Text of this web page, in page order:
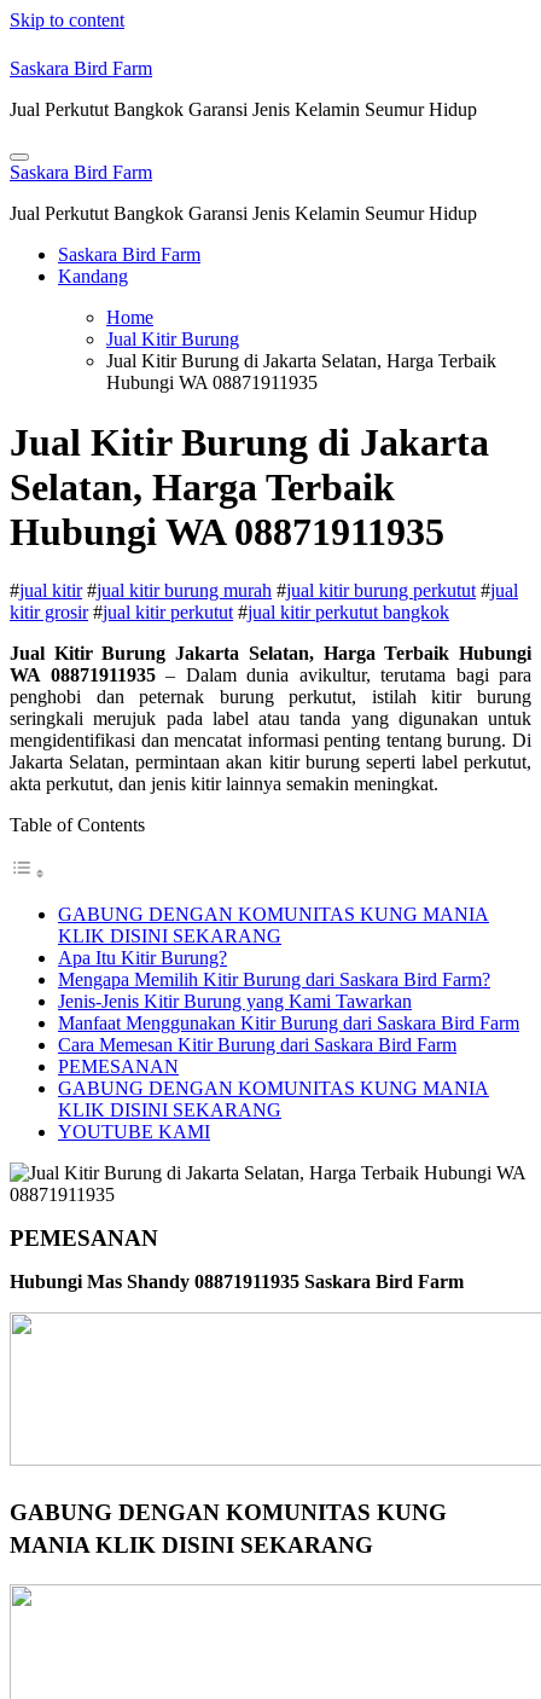
Skip to content
Saskara Bird Farm
Jual Perkutut Bangkok Garansi Jenis Kelamin Seumur Hidup
Saskara Bird Farm
Jual Perkutut Bangkok Garansi Jenis Kelamin Seumur Hidup
Saskara Bird Farm
Kandang
Home
Jual Kitir Burung
Jual Kitir Burung di Jakarta Selatan, Harga Terbaik
Hubungi WA 08871911935
Jual Kitir Burung di Jakarta
Selatan, Harga Terbaik
Hubungi WA 08871911935
#jual kitir#jual kitir burung murah #jual kitir burung perkutut #jual
kitir grosir#jual kitir perkutut #jual kitir perkutut bangkok
Jual Kitir Burung Jakarta Selatan, Harga Terbaik Hubungi
WA 08871911935– Dalam dunia avikultur, terutama bagi para
penghobi dan peternak burung perkutut, istilah kitir burung
seringkali merujuk pada label atau tanda yang digunakan untuk
mengidentifikasi dan mencatat informasi penting tentang burung. Di
Jakarta Selatan, permintaan akan kitir burung seperti label perkutut,
akta perkutut, dan jenis kitir lainnya semakin meningkat.
Table of Contents
GABUNG DENGAN KOMUNITAS KUNG MANIA
KLIK DISINI SEKARANG
Apa Itu Kitir Burung?
Mengapa Memilih Kitir Burung dari Saskara Bird Farm?
Jenis-Jenis Kitir Burung yang Kami Tawarkan
Manfaat Menggunakan Kitir Burung dari Saskara Bird Farm
Cara Memesan Kitir Burung dari Saskara Bird Farm
PEMESANAN
GABUNG DENGAN KOMUNITAS KUNG MANIA
KLIK DISINI SEKARANG
YOUTUBE KAMI
PEMESANAN
Hubungi Mas Shandy 08871911935 Saskara Bird Farm
GABUNG DENGAN KOMUNITAS KUNG
MANIA KLIK DISINI SEKARANG